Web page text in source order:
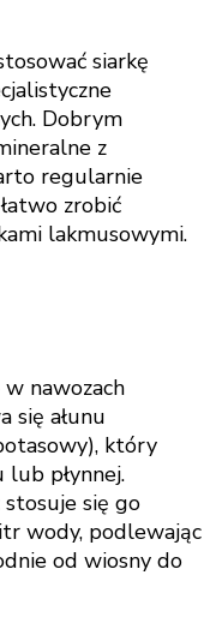
siarkę
Dobrym
z
regularnie
zrobić
lakmusowymi.
nawozach
się ałunu
który
płynnej.
się go
wody, podlewając
od wiosny do